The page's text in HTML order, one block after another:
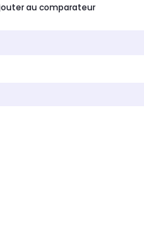
au comparateur